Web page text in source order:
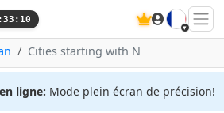
🇫🇷
Cities starting with N
ligne: Mode plein écran de précision!